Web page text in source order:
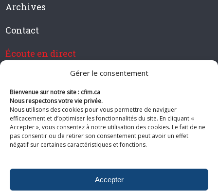
Gérer le consentement
Bienvenue sur notre site : cfim.ca
Nous respectons votre vie privée.
Nous utilisons des cookies pour vous permettre de naviguer
efficacement et d’optimiser les fonctionnalités du site. En cliquant «
Accepter », vous consentez à notre utilisation des cookies. Le fait de ne
pas consentir ou de retirer son consentement peut avoir un effet
négatif sur certaines caractéristiques et fonctions.
Accepter
Archives
Contact
Écoute en direct
Devenir membre de CFIM
Suivez-nous